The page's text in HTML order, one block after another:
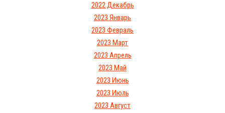
2022 Декабрь
2023 Январь
2023 Февраль
2023 Март
2023 Апрель
2023 Май
2023 Июнь
2023 Июль
2023 Август